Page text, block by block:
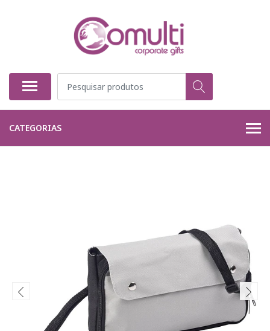
CATEGORIAS